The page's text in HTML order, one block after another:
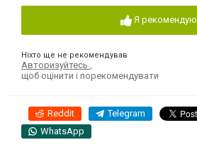
Я рекомендую
Ніхто ще не рекомендував
Авторизуйтесь
щоб оцінити і порекомендувати
Reddit Telegram
WhatsApp